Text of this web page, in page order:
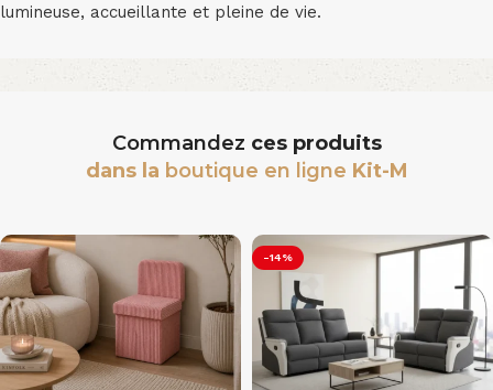
lumineuse, accueillante et pleine de vie.
Commandez ces produits
dans la boutique en ligne Kit-M
-14%